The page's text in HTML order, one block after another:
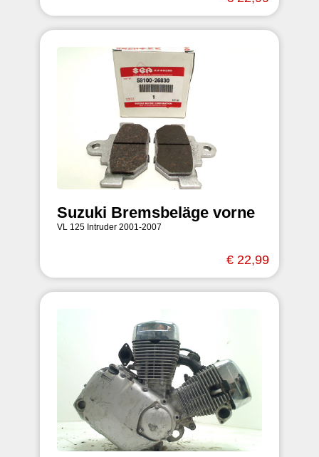
Suzuki Bremsbeläge vorne
VL 125 Intruder 2001-2007
€ 22,99